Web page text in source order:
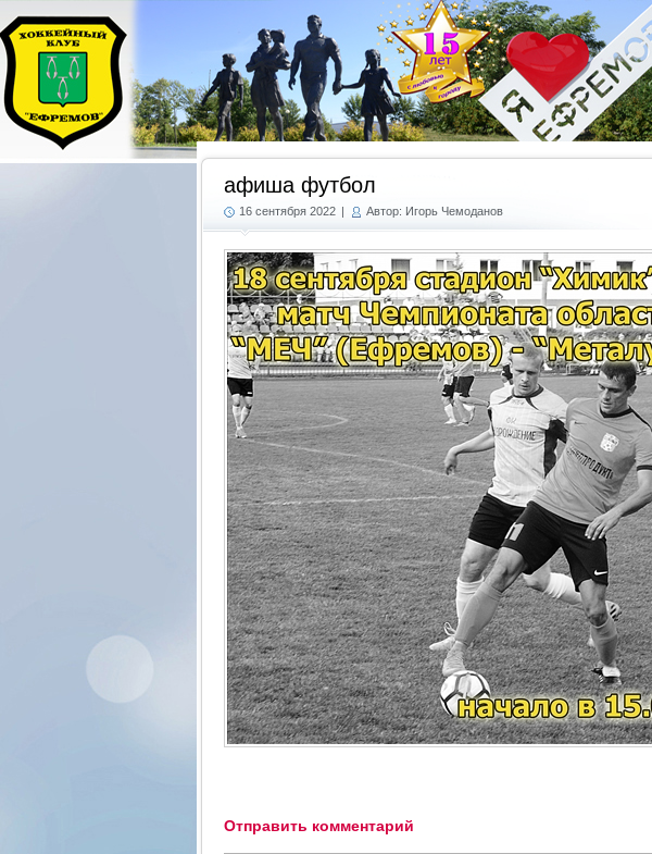
афиша футбол
16 сентября 2022 | Автор: Игорь Чемоданов
Отправить комментарий